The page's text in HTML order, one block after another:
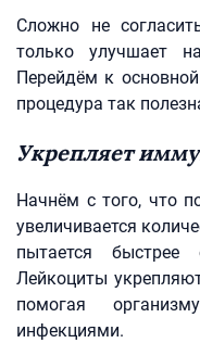
Сложно не
только улучшает
Перейдём к
процедура так
Укрепляет
Начнём с того, что
увеличивается
пытается быстрее
Лейкоциты
помогая
инфекциями.